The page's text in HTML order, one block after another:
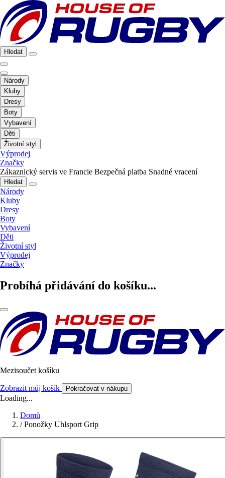
Hledat
Národy
Kluby
Dresy
Boty
Vybavení
Děti
Životní styl
Výprodej
Značky
Zákaznický servis ve Francie Bezpečná platba Snadné vracení
Hledat
Národy
Kluby
Dresy
Boty
Vybavení
Děti
Životní styl
Výprodej
Značky
Probíhá přidávání do košíku...
Mezisoučet košíku
Zobrazit můj košík Pokračovat v nákupu
Loading...
Domů
/ Ponožky Uhlsport Grip